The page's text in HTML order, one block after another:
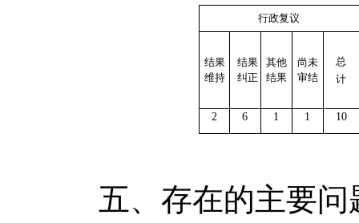
行政复议
结果
维持
结果
纠正
其他
结果
尚未
审结
总
计
2 6 1 1 10
五、存在的主要